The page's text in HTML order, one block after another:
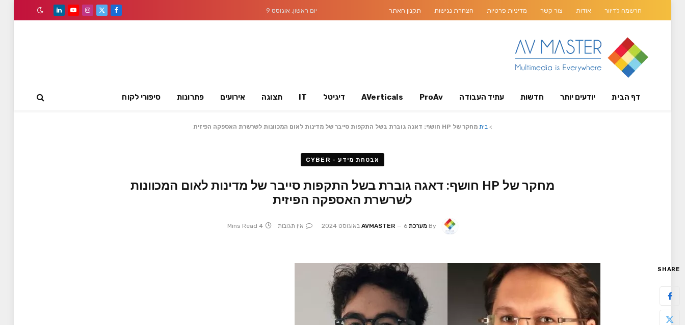
הרשמה לדיוור אודות צור קשר מדיניות פרטיות הצהרת נגישות תקנון האתר יום ראשון, אוגוסט 9
Facebook
X
Instagram
YouTube
LinkedIn
דף הבית יודעים יותר חדשות עתיד העבודה ProAv
AVerticals דיגיטל IT תצוגה אירועים פתרונות סיפורי לקוח
>בית מחקר של HP חושף: דאגה גוברת בשל התקפות סייבר של מדינות לאום המכוונות לשרשרת האספקה ​​הפיזית
אבטחת מידע - CYBER
מחקר של HP חושף: דאגה גוברת בשל התקפות סייבר של מדינות לאום המכוונות
לשרשרת האספקה ​​הפיזית
By מערכת AVMASTER6 באוגוסט 2024 אין תגובות 4 Mins Read
SHARE